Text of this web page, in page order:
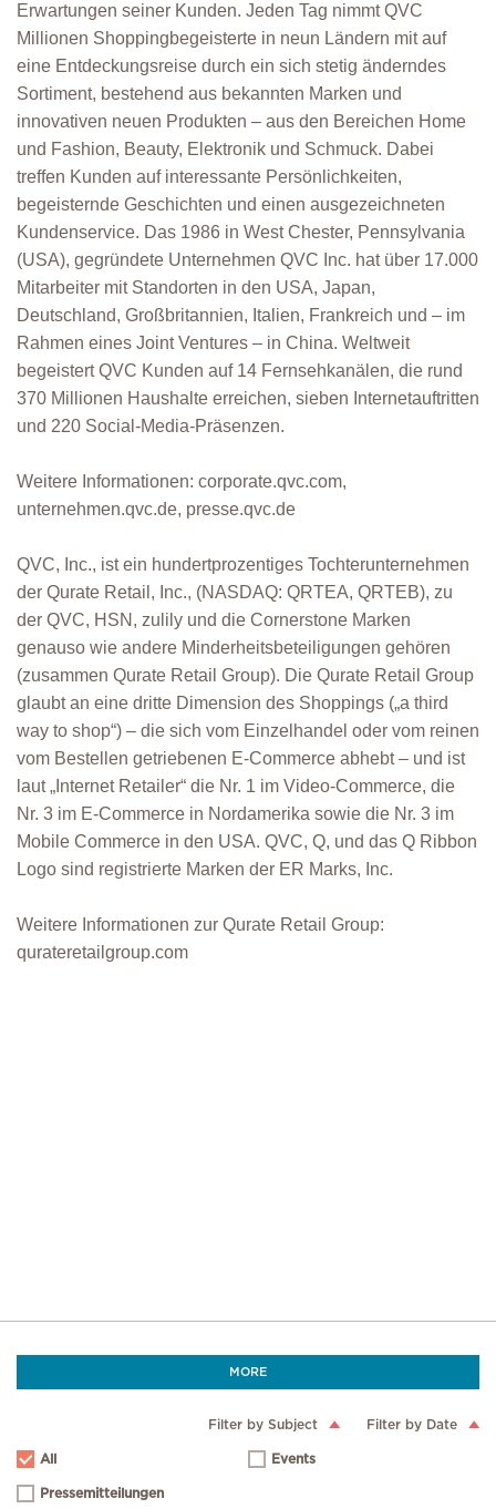
Erwartungen seiner Kunden. Jeden Tag nimmt QVC
Millionen Shoppingbegeisterte in neun Ländern mit auf
eine Entdeckungsreise durch ein sich stetig änderndes
Sortiment, bestehend aus bekannten Marken und
innovativen neuen Produkten – aus den Bereichen Home
und Fashion, Beauty, Elektronik und Schmuck. Dabei
treffen Kunden auf interessante Persönlichkeiten,
begeisternde Geschichten und einen ausgezeichneten
Kundenservice. Das 1986 in West Chester, Pennsylvania
(USA), gegründete Unternehmen QVC Inc. hat über 17.000
Mitarbeiter mit Standorten in den USA, Japan,
Deutschland, Großbritannien, Italien, Frankreich und – im
Rahmen eines Joint Ventures – in China. Weltweit
begeistert QVC Kunden auf 14 Fernsehkanälen, die rund
370 Millionen Haushalte erreichen, sieben Internetauftritten
und 220 Social-Media-Präsenzen.
Weitere Informationen: corporate.qvc.com,
unternehmen.qvc.de, presse.qvc.de
QVC, Inc., ist ein hundertprozentiges Tochterunternehmen
der Qurate Retail, Inc., (NASDAQ: QRTEA, QRTEB), zu
der QVC, HSN, zulily und die Cornerstone Marken
genauso wie andere Minderheitsbeteiligungen gehören
(zusammen Qurate Retail Group). Die Qurate Retail Group
glaubt an eine dritte Dimension des Shoppings („a third
way to shop“) – die sich vom Einzelhandel oder vom reinen
vom Bestellen getriebenen E-Commerce abhebt – und ist
laut „Internet Retailer“ die Nr. 1 im Video-Commerce, die
Nr. 3 im E-Commerce in Nordamerika sowie die Nr. 3 im
Mobile Commerce in den USA. QVC, Q, und das Q Ribbon
Logo sind registrierte Marken der ER Marks, Inc.
Weitere Informationen zur Qurate Retail Group:
qurateretailgroup.com
MORE
Filter by Subject Filter by Date
All Events
Pressemitteilungen